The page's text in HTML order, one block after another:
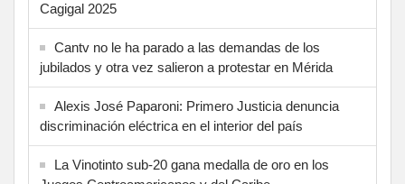
Cagigal 2025
Cantv no le ha parado a las demandas de los
jubilados y otra vez salieron a protestar en Mérida
Alexis José Paparoni: Primero Justicia denuncia
discriminación eléctrica en el interior del país
La Vinotinto sub-20 gana medalla de oro en los